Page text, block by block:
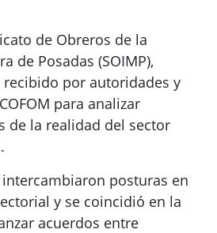
de Obreros de la
de Posadas (SOIMP),
recibido por autoridades y
para analizar
de la realidad del sector
intercambiaron posturas en
y se coincidió en la
acuerdos entre